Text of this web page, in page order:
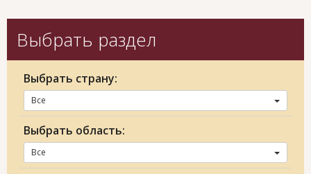
Выбрать раздел
Выбрать страну:
Все
Выбрать область:
Все